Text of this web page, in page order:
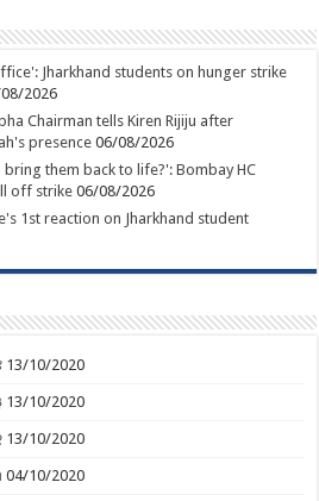
Jharkhand students on hunger strike
2026
Chairman tells Kiren Rijiju after
presence 06/08/2026
them back to life?': Bombay HC
off strike 06/08/2026
1st reaction on Jharkhand student
13/10/2020
13/10/2020
13/10/2020
04/10/2020